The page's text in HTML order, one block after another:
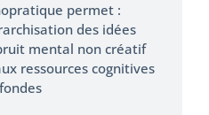
permet :
des idées
mental non créatif
ressources cognitives